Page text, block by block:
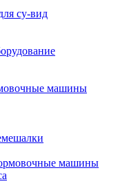
су-вид
машины
машины